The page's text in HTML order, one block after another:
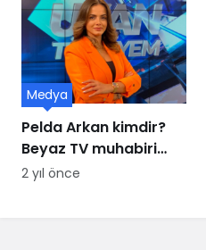
Pelda Arkan kimdir?
Beyaz TV muhabiri
Pelda Arkan kaç
Medya
2 yıl önce